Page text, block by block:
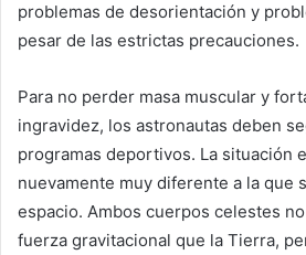
problemas de desorientación y
pesar de las estrictas precauciones.
Para no perder masa muscular y
ingravidez, los astronautas deben
programas deportivos. La situación
nuevamente muy diferente a la que
espacio. Ambos cuerpos celestes
fuerza gravitacional que la Tierra,